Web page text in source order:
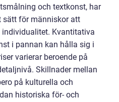
och textkonst, har
sätt för människor att
Kvantitativa
i pannan kan hålla sig i
varierar beroende på
Skillnader mellan
på kulturella och
historiska för- och